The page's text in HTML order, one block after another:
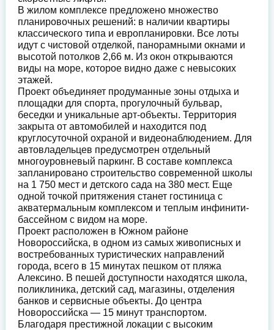
В жилом комплексе предложено множество
планировочных решений: в наличии квартиры
классического типа и европланировки. Все лоты
идут с чистовой отделкой, панорамными окнами и
высотой потолков 2,66 м. Из окон открываются
виды на море, которое видно даже с невысоких
этажей.
Проект объединяет продуманные зоны отдыха и
площадки для спорта, прогулочный бульвар,
беседки и уникальные арт-объекты. Территория
закрыта от автомобилей и находится под
круглосуточной охраной и видеонаблюдением. Для
автовладельцев предусмотрен отдельный
многоуровневый паркинг. В составе комплекса
запланировано строительство современной школы
на 1 750 мест и детского сада на 380 мест. Еще
одной точкой притяжения станет гостиница с
акватермальным комплексом и теплым инфинити-
бассейном с видом на море.
Проект расположен в Южном районе
Новороссийска, в одном из самых живописных и
востребованных туристических направлений
города, всего в 15 минутах пешком от пляжа
Алексино. В пешей доступности находятся школа,
поликлиника, детский сад, магазины, отделения
банков и сервисные объекты. До центра
Новороссийска — 15 минут транспортом.
Благодаря престижной локации с высоким